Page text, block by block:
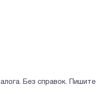
Без справок. Пишите